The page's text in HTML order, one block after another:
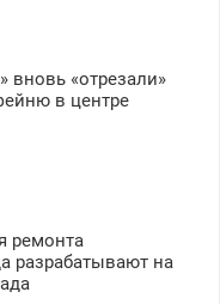
вновь «отрезали»
в центре
ремонта
разрабатывают на